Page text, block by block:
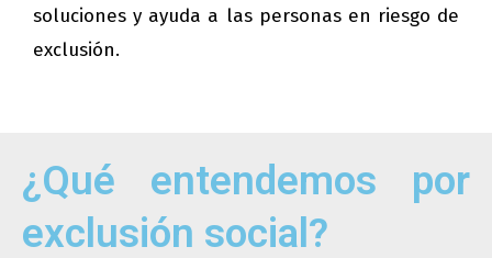
soluciones y ayuda a las personas en riesgo de
exclusión.
¿Qué entendemos por
exclusión social?